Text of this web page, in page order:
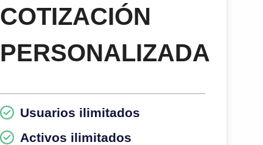
COTIZACIÓN
PERSONALIZADA
Usuarios ilimitados
Activos ilimitados